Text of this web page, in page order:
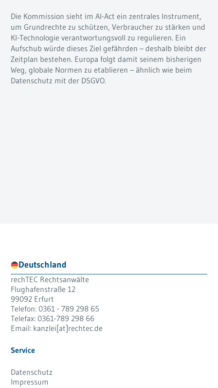
Die Kommission sieht im AI-Act ein zentrales Instrument,
um Grundrechte zu schützen, Verbraucher zu stärken und
KI-Technologie verantwortungsvoll zu regulieren. Ein
Aufschub würde dieses Ziel gefährden – deshalb bleibt der
Zeitplan bestehen. Europa folgt damit seinem bisherigen
Weg, globale Normen zu etablieren – ähnlich wie beim
Datenschutz mit der DSGVO.
Deutschland
rechTEC Rechtsanwälte
Flughafenstraße 12
99092 Erfurt
Telefon: 0361 - 789 298 65
Telefax: 0361-789 298 66
Email: kanzlei[at]rechtec.de
Service
Datenschutz
Impressum